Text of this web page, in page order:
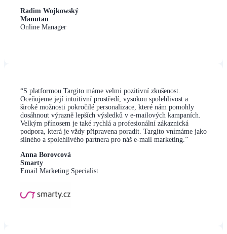
Radim Wojkowský
Manutan
Online Manager
“S platformou Targito máme velmi pozitivní zkušenost.
Oceňujeme její intuitivní prostředí, vysokou spolehlivost a
široké možnosti pokročilé personalizace, které nám pomohly
dosáhnout výrazně lepších výsledků v e-mailových kampaních.
Velkým přínosem je také rychlá a profesionální zákaznická
podpora, která je vždy připravena poradit. Targito vnímáme jako
silného a spolehlivého partnera pro náš e-mail marketing. ”
Anna Borovcová
Smarty
Email Marketing Specialist